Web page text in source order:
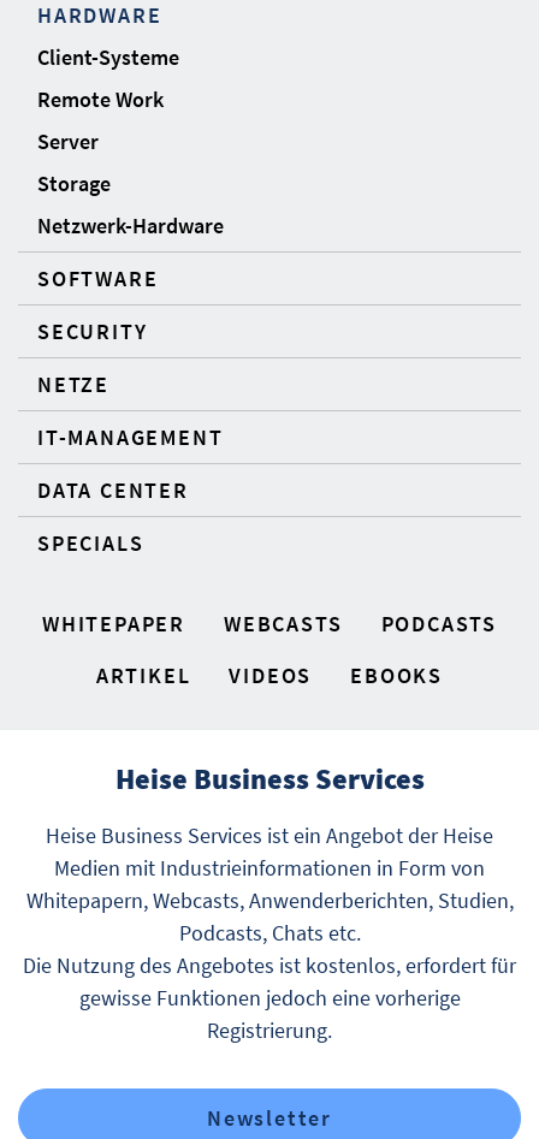
HARDWARE
Client-Systeme
Remote Work
Server
Storage
Netzwerk-Hardware
SOFTWARE
SECURITY
NETZE
IT-MANAGEMENT
DATA CENTER
SPECIALS
WHITEPAPER WEBCASTS
PODCASTS
ARTIKEL
VIDEOS EBOOKS
Heise Business Services
Heise Business Services ist ein Angebot der Heise
Medien mit Industrieinformationen in Form von
Whitepapern, Webcasts, Anwenderberichten, Studien,
Podcasts, Chats etc.
Die Nutzung des Angebotes ist kostenlos, erfordert für
gewisse Funktionen jedoch eine vorherige
Registrierung.
Newsletter